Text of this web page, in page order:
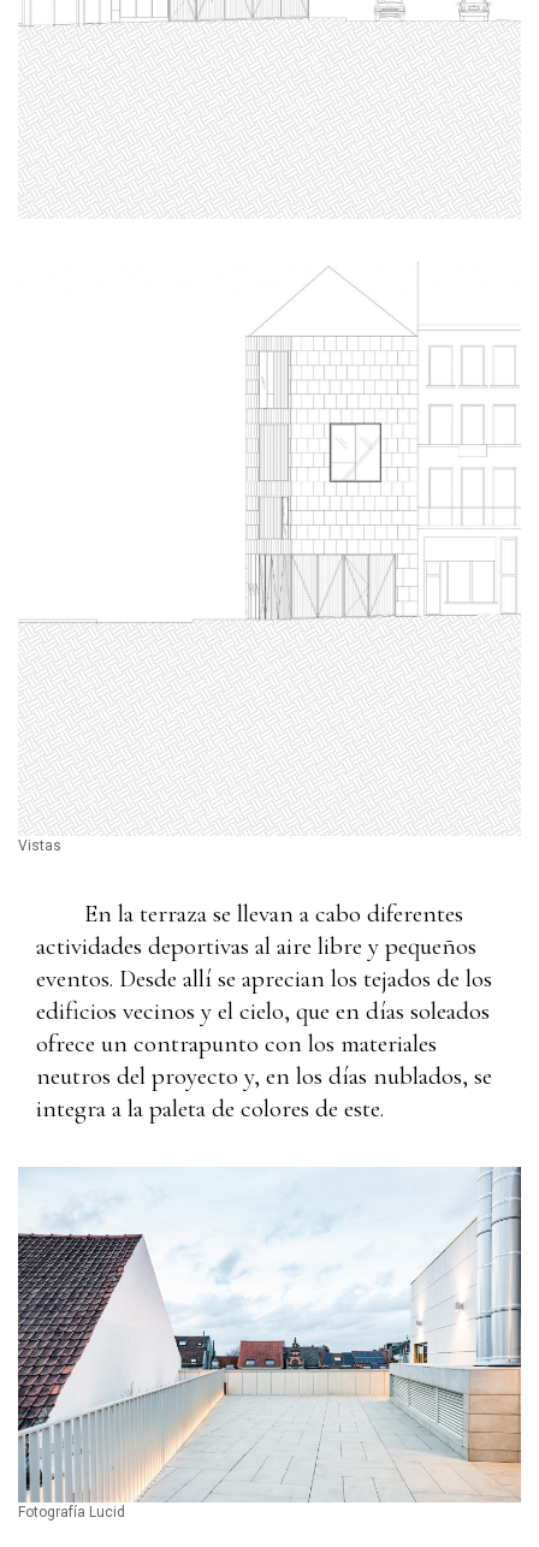
Vistas
En la terraza se llevan a cabo diferentes
actividades deportivas al aire libre y pequeños
eventos. Desde allí se aprecian los tejados de los
edificios vecinos y el cielo, que en días soleados
ofrece un contrapunto con los materiales
neutros del proyecto y, en los días nublados, se
integra a la paleta de colores de este.
Fotografía Lucid